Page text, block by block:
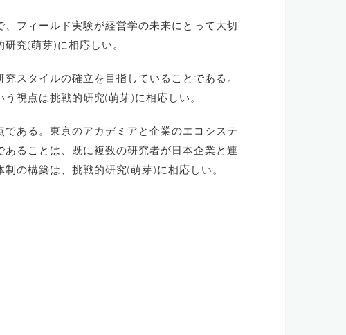
フィールド実験が経営学の未来にとって大切
究(萌芽)に相応しい。
スタイルの確立を目指していることである。
視点は挑戦的研究(萌芽)に相応しい。
ある。東京のアカデミアと企業のエコシステ
ることは、既に複数の研究者が日本企業と連
の構築は、挑戦的研究(萌芽)に相応しい。